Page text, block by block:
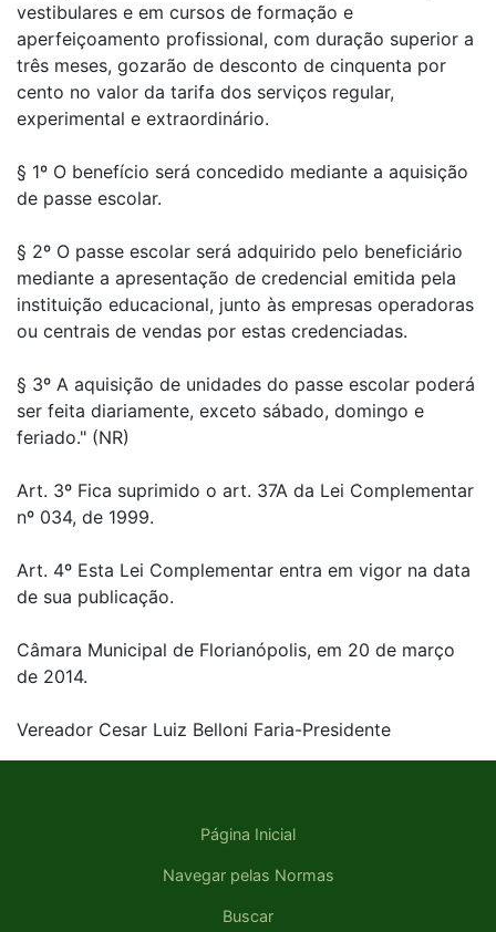
vestibulares e em cursos de formação e
aperfeiçoamento profissional, com duração superior a
três meses, gozarão de desconto de cinquenta por
cento no valor da tarifa dos serviços regular,
experimental e extraordinário.
§ 1º O benefício será concedido mediante a aquisição
de passe escolar.
§ 2º O passe escolar será adquirido pelo beneficiário
mediante a apresentação de credencial emitida pela
instituição educacional, junto às empresas operadoras
ou centrais de vendas por estas credenciadas.
§ 3º A aquisição de unidades do passe escolar poderá
ser feita diariamente, exceto sábado, domingo e
feriado." (NR)
Art. 3º Fica suprimido o art. 37A da Lei Complementar
nº 034, de 1999.
Art. 4º Esta Lei Complementar entra em vigor na data
de sua publicação.
Câmara Municipal de Florianópolis, em 20 de março
de 2014.
Vereador Cesar Luiz Belloni Faria-Presidente
Página Inicial
Navegar pelas Normas
Buscar